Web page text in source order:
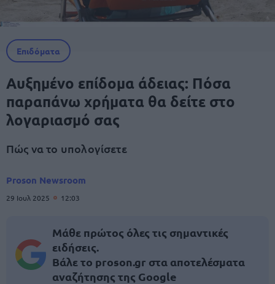
Επιδόματα
Αυξημένο επίδομα άδειας: Πόσα
παραπάνω χρήματα θα δείτε στο
λογαριασμό σας
Πώς να το υπολογίσετε
Proson Newsroom
29 Ιουλ 2025 12:03
Μάθε πρώτος όλες τις σημαντικές
ειδήσεις.
Βάλε το proson.gr στα αποτελέσματα
αναζήτησης της Google